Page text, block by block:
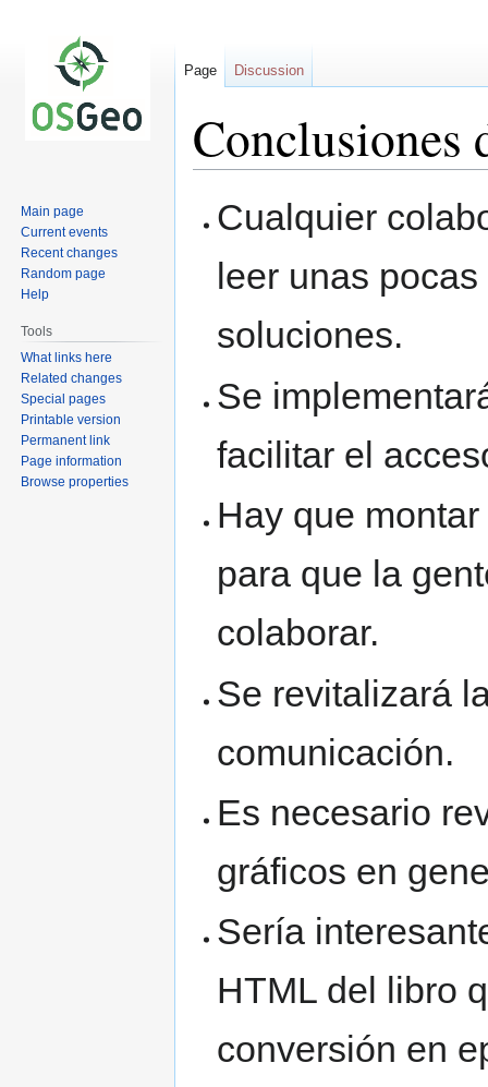
Conclusiones
toto
Cualquier
leer unas
soluciones.
Se
facilitar el
Hay que
para que la
colaborar.
Se revitalizará
comunicación.
Es necesario
gráficos en
Sería
HTML del libro
conversión en
Page Discussion
Main page
Current events
Recent changes
Random page
Help
Tools
What links here
Related changes
Special pages
Printable version
Permanent link
Page information
Browse properties